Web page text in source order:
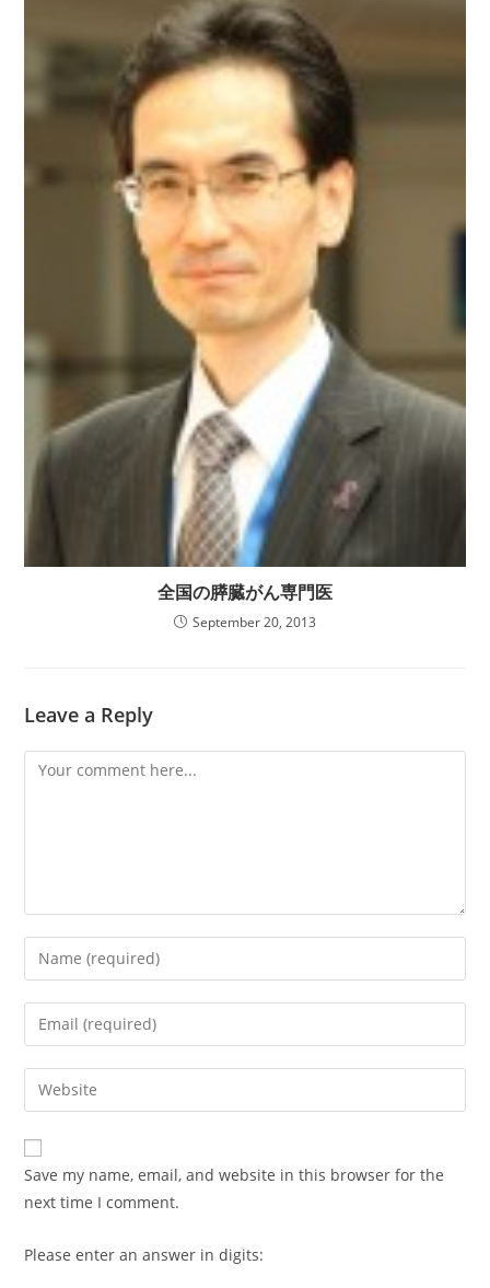
全国の膵臓がん専門医
September 20, 2013
Leave a Reply
Comment
Enter
your
name
comment
Enter
your
email
address
comment
Enter
your
website
URL
(optional)
Save my name, email, and website in this browser for the
next time I comment.
Please enter an answer in digits: